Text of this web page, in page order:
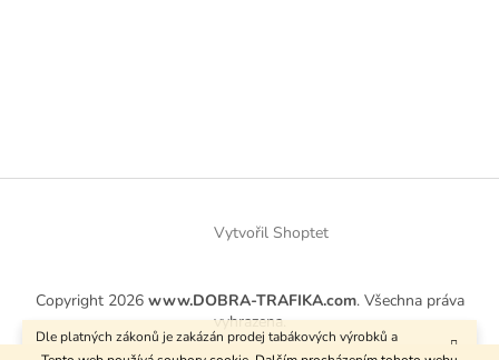
Dle platných zákonů je zakázán prodej tabákových výrobků a
Vytvořil Shoptet
Copyright 2026 www.DOBRA-TRAFIKA.com. Všechna práva
vyhrazena.